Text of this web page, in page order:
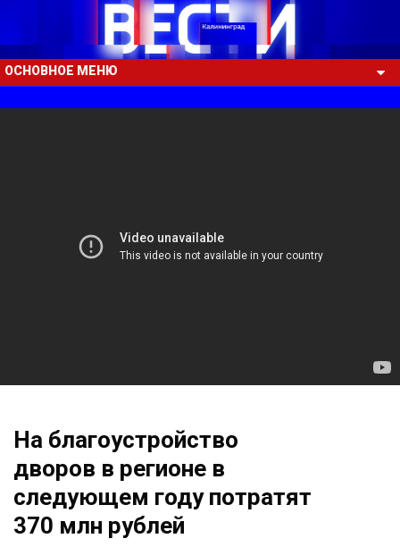
ОСНОВНОЕ МЕНЮ
На благоустройство
дворов в регионе в
следующем году потратят
370 млн рублей